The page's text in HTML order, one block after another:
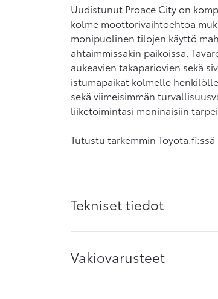
Uudistunut Proace City on
kolme moottorivaihtoehtoa
monipuolinen tilojen käyttö
ahtaimmissakin paikoissa.
aukeavien takapariovien sekä
istumapaikat kolmelle
sekä viimeisimmän
liiketoimintasi moninaisiin
Tutustu tarkemmin Toyota.fi:ssä
Tekniset tiedot
Vakiovarusteet